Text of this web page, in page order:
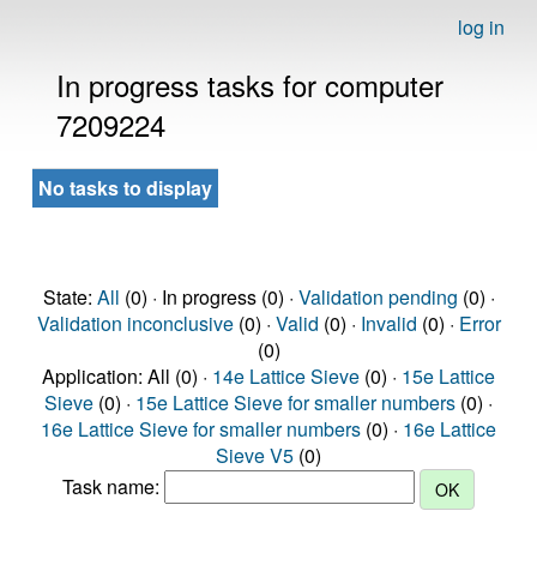
log in
In progress tasks for computer
7209224
No tasks to display
State: All (0) · In progress (0) · Validation pending (0) ·
Validation inconclusive(0) · Valid (0) · Invalid (0) · Error
(0)
Application: All (0) · 14e Lattice Sieve (0) · 15e Lattice
Sieve (0) · 15e Lattice Sieve for smaller numbers (0) ·
16e Lattice Sieve for smaller numbers (0) · 16e Lattice
Sieve V5 (0)
Task name: